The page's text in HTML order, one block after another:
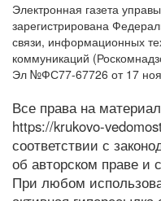
Электронная газета
зарегистрирована
связи, информационных
коммуникаций
Эл №ФС77-67726 от 17
Все права на
https://krukovo-
соответствии с
об авторском праве и
При любом